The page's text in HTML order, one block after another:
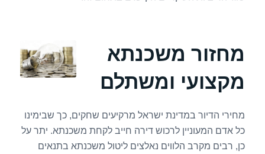
מחזור משכנתא
מקצועי ומשתלם
מחירי הדיור במדינת ישראל מרקיעים שחקים, כך שבימינו
כל אדם המעוניין לרכוש דירה חייב לקחת משכנתא. יתר על
כן, רבים מקרב הלווים נאלצים ליטול משכנתא בתנאים